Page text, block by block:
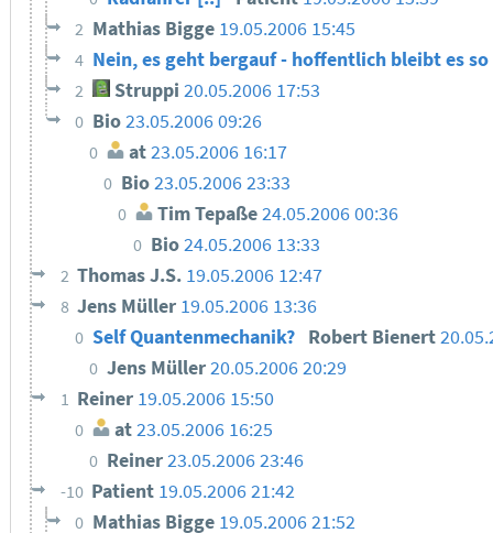
2 Mathias Bigge 19.05.2006 15:45
4 Nein, es geht bergauf - hoffentlich bleibt es so
2 Struppi 20.05.2006 17:53
0 Bio23.05.2006 09:26
0 at23.05.2006 16:17
0 Bio23.05.2006 23:33
0 Tim Tepaße24.05.2006 00:36
0 Bio24.05.2006 13:33
2 Thomas J.S. 19.05.2006 12:47
8 Jens Müller 19.05.2006 13:36
0 Self Quantenmechanik? Robert Bienert
0 Jens Müller20.05.2006 20:29
1 Reiner 19.05.2006 15:50
0 at 23.05.2006 16:25
0 Reiner23.05.2006 23:46
-10 Patient 19.05.2006 21:42
0 Mathias Bigge 19.05.2006 21:52